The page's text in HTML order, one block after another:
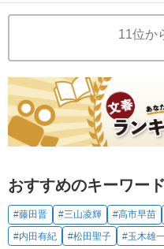
11位か
おすすめのキーワー
#藤田晋 #三山凌輝 #高市早苗
#内田有紀
#松田聖子 #玉木雄